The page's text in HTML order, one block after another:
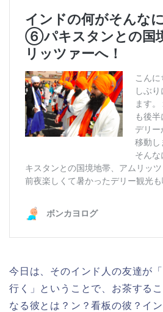
今日は、そのインド人の友達が
行く」ということで、お茶する
なる彼とは？ン？看板の彼？イ